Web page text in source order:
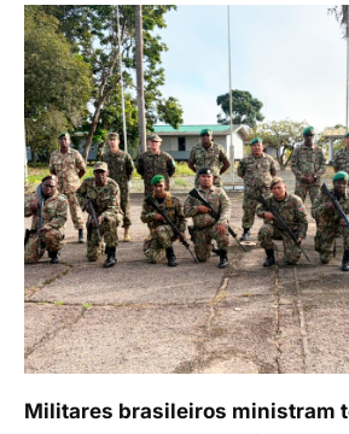
Militares brasileiros ministram